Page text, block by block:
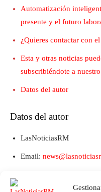
Automatización
presente y el futuro
¿Quieres contactar con
Esta y otras noticias
subscribiéndote a
Datos del autor
Datos del autor
LasNoticiasRM
Email: